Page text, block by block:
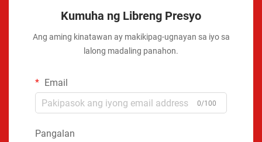
Kumuha ng Libreng Presyo
Ang aming kinatawan ay makikipag-ugnayan sa iyo sa
lalong madaling panahon.
Email
0/100
Pangalan